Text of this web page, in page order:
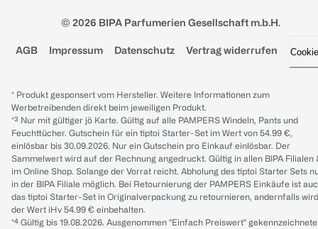
© 2026 BIPA Parfumerien Gesellschaft m.b.H.
AGB Impressum Datenschutz Vertrag widerrufen
* Produkt gesponsert vom Hersteller. Weitere Informationen zum
Werbetreibenden direkt beim jeweiligen Produkt.
*³ Nur mit gültiger jö Karte. Gültig auf alle PAMPERS Windeln, Pants und
Feuchttücher. Gutschein für ein tiptoi Starter-Set im Wert von 54.99 €,
einlösbar bis 30.09.2026. Nur ein Gutschein pro Einkauf einlösbar. Der
Sammelwert wird auf der Rechnung angedruckt. Gültig in allen BIPA Filialen
im Online Shop. Solange der Vorrat reicht. Abholung des tiptoi Starter Sets
in der BIPA Filiale möglich. Bei Retournierung der PAMPERS Einkäufe ist
das tiptoi Starter-Set in Originalverpackung zu retournieren, andernfalls wird
der Wert iHv 54.99 € einbehalten.
*⁴ Gültig bis 19.08.2026. Ausgenommen "Einfach Preiswert" gekennzeichnete